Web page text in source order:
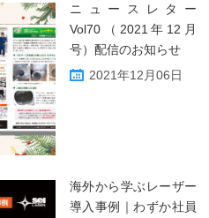
ニュースレター
Vol70（2021年12月
号）配信のお知らせ
2021年12月06日
海外から学ぶレーザー
導入事例｜わずか社員